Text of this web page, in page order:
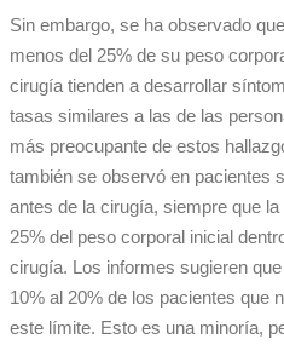
Sin embargo, se ha observado
menos del 25% de su peso
cirugía tienden a desarrollar
tasas similares a las de las
más preocupante de estos
también se observó en pacientes
antes de la cirugía, siempre que
25% del peso corporal inicial
cirugía. Los informes sugieren
10% al 20% de los pacientes que
este límite. Esto es una minoría,